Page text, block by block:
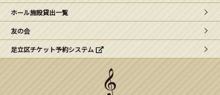
こどもみーてぃんぐ
Gがくえん
ブランドからのお知らせ
ホール施設貸出一覧
友の会
足立区チケット予約システム